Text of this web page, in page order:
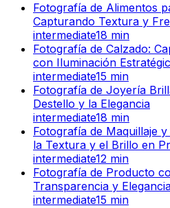
Fotografía de Alimentos
Capturando Textura y
intermediate18 min
Fotografía de Calzado:
con Iluminación
intermediate15 min
Fotografía de Joyería
Destello y la Elegancia
intermediate18 min
Fotografía de Maquillaje
la Textura y el Brillo en
intermediate12 min
Fotografía de Producto
Transparencia y
intermediate15 min